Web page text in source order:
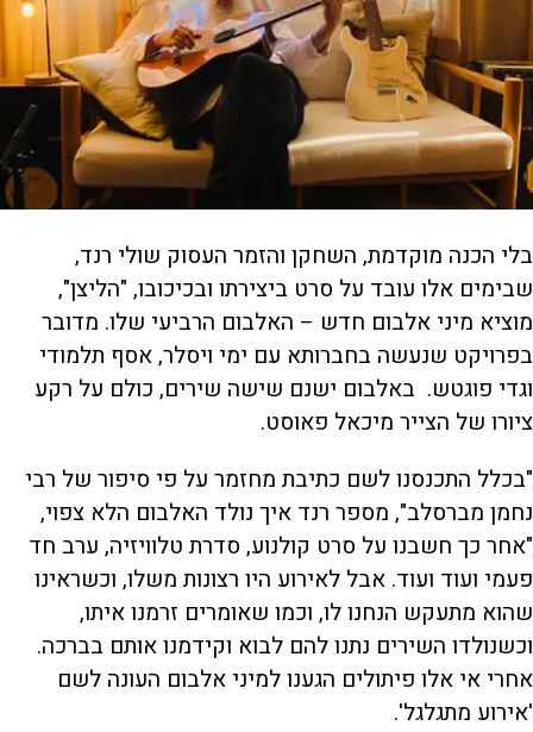
בלי הכנה מוקדמת, השחקן והזמר העסוק שולי רנד,
שבימים אלו עובד על סרט ביצירתו ובכיכובו, "הליצן",
מוציא מיני אלבום חדש – האלבום הרביעי שלו. מדובר
בפרויקט שנעשה בחברותא עם ימי ויסלר, אסף תלמודי
וגדי פוגטש. באלבום ישנם שישה שירים, כולם על רקע
ציורו של הצייר מיכאל פאוסט.
"בכלל התכנסנו לשם כתיבת מחזמר על פי סיפור של רבי
נחמן מברסלב", מספר רנד איך נולד האלבום הלא צפוי,
"אחר כך חשבנו על סרט קולנוע, סדרת טלוויזיה, ערב חד
פעמי ועוד ועוד. אבל לאירוע היו רצונות משלו, וכשראינו
שהוא מתעקש הנחנו לו, וכמו שאומרים זרמנו איתו,
וכשנולדו השירים נתנו להם לבוא וקידמנו אותם בברכה.
אחרי אי אלו פיתולים הגענו למיני אלבום העונה לשם
'אירוע מתגלגל'.